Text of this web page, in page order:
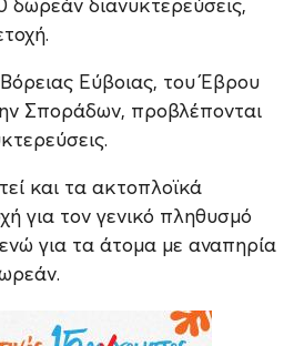
δωρεάν διανυκτερεύσεις,
Εύβοιας, του Έβρου
Σποράδων, προβλέπονται
και τα ακτοπλοϊκά
για τον γενικό πληθυσμό
για τα άτομα με αναπηρία